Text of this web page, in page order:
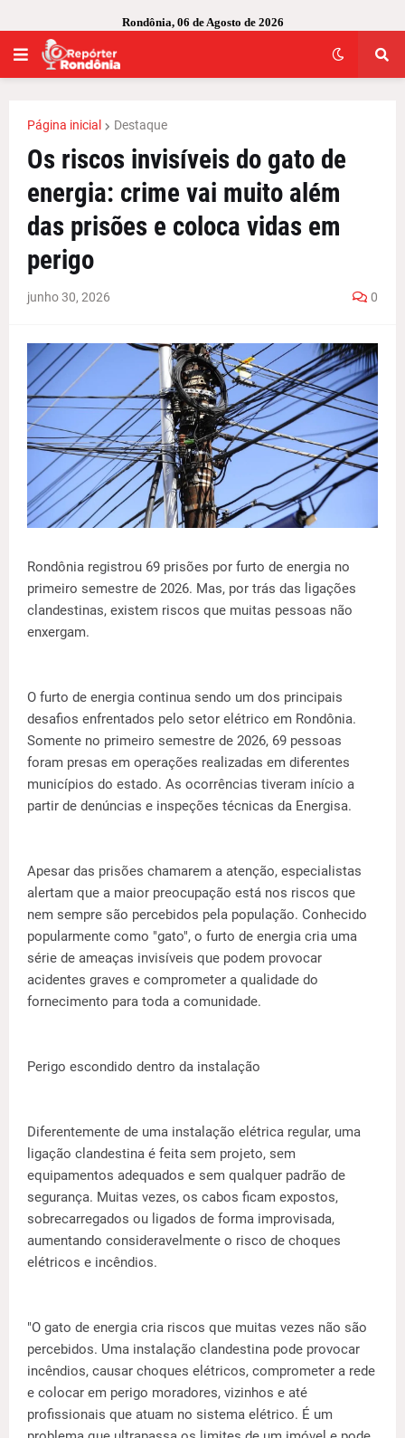
Rondônia, 06 de Agosto de 2026
Página inicial Destaque
Os riscos invisíveis do gato de
energia: crime vai muito além
das prisões e coloca vidas em
perigo
junho 30, 2026 0
Rondônia registrou 69 prisões por furto de energia no
primeiro semestre de 2026. Mas, por trás das ligações
clandestinas, existem riscos que muitas pessoas não
enxergam.
O furto de energia continua sendo um dos principais
desafios enfrentados pelo setor elétrico em Rondônia.
Somente no primeiro semestre de 2026, 69 pessoas
foram presas em operações realizadas em diferentes
municípios do estado. As ocorrências tiveram início a
partir de denúncias e inspeções técnicas da Energisa.
Apesar das prisões chamarem a atenção, especialistas
alertam que a maior preocupação está nos riscos que
nem sempre são percebidos pela população. Conhecido
popularmente como "gato", o furto de energia cria uma
série de ameaças invisíveis que podem provocar
acidentes graves e comprometer a qualidade do
fornecimento para toda a comunidade.
Perigo escondido dentro da instalação
Diferentemente de uma instalação elétrica regular, uma
ligação clandestina é feita sem projeto, sem
equipamentos adequados e sem qualquer padrão de
segurança. Muitas vezes, os cabos ficam expostos,
sobrecarregados ou ligados de forma improvisada,
aumentando consideravelmente o risco de choques
elétricos e incêndios.
"O gato de energia cria riscos que muitas vezes não são
percebidos. Uma instalação clandestina pode provocar
incêndios, causar choques elétricos, comprometer a rede
e colocar em perigo moradores, vizinhos e até
profissionais que atuam no sistema elétrico. É um